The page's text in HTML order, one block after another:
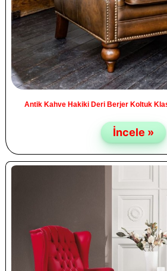
Antik Kahve Hakiki Deri Berjer Koltuk
İncele »